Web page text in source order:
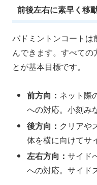
前後左右に素早く移
バドミントンコート
んできます。すべて
とが基本目標です。
前方向： ネット際
への対応。小刻み
後方向： クリアや
体を横に向けてサ
左右方向：サイド
への対応。サイド